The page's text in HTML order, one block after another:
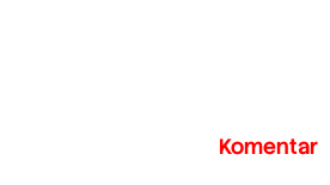
Komentar